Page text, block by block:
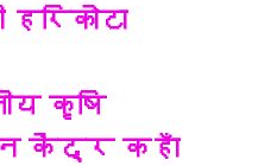
कृषि
केंद्र कहाँ